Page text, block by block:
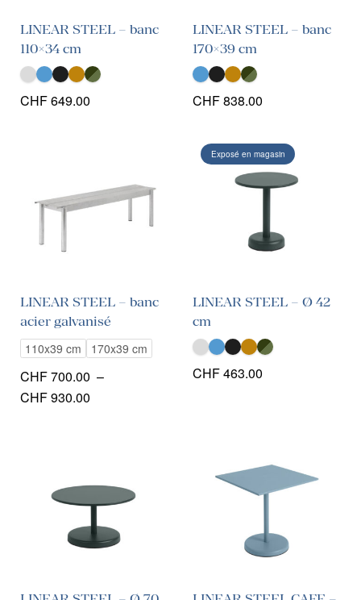
LINEAR STEEL – banc
110×34 cm
CHF649.00
LINEAR STEEL – banc
170×39 cm
CHF838.00
LINEAR STEEL – banc
acier galvanisé
110x39 cm
170x39 cm
CHF700.00 –
CHF930.00
à
CHF 930.00
LINEAR STEEL – Ø 42
cm
CHF463.00
Exposé en magasin